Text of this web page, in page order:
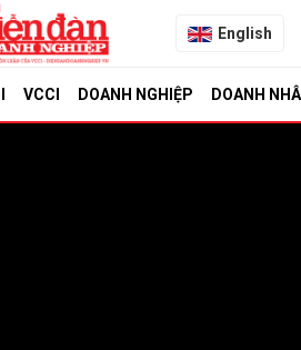
English
VCCI DOANH NGHIỆP DOANH